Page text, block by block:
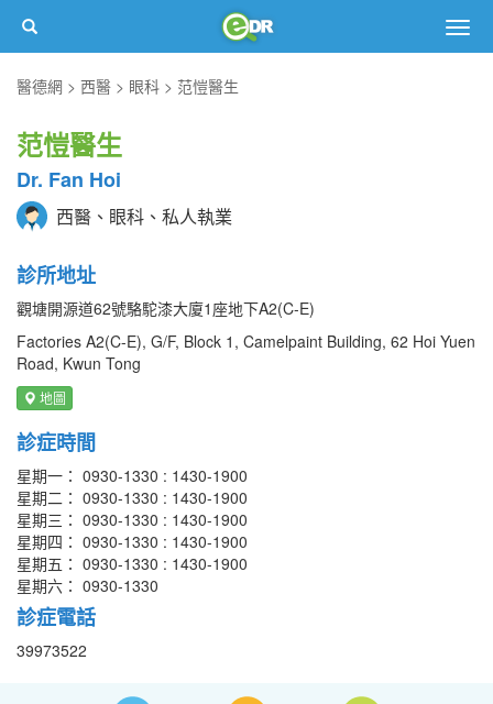
醫德網
西醫 眼科 范愷醫生
范愷醫生
Dr. Fan Hoi
西醫、眼科、私人執業
診所地址
觀塘開源道62號駱駝漆大廈1座地下A2(C-E)
Factories A2(C-E), G/F, Block 1, Camelpaint Building, 62 Hoi Yuen
Road, Kwun Tong
地圖
診症時間
星期一： 0930-1330 : 1430-1900
星期二： 0930-1330 : 1430-1900
星期三： 0930-1330 : 1430-1900
星期四： 0930-1330 : 1430-1900
星期五： 0930-1330 : 1430-1900
星期六： 0930-1330
診症電話
39973522